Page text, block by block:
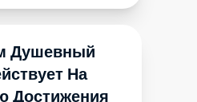
Душевный
На
Достижения